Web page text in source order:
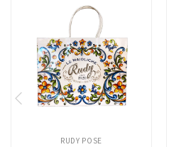
RUDY POSE